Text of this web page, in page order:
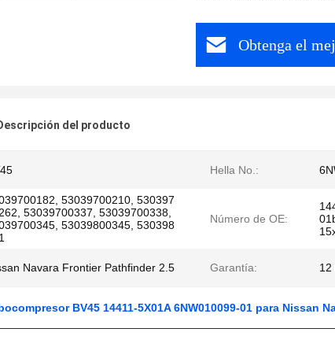
Obtenga el
del producto
Hella No.:
53039700210, 530397
53039700337, 53039700338,
53039800345, 530398
Número de OE:
Navara Frontier Pathfinder 2.5 Garantía: 12
BV45 14411-5X01A 6NW010099-01 para Nissan